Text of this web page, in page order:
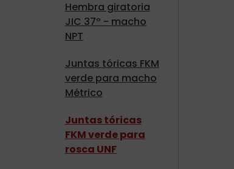
Hembra giratoria
JIC 37º - macho
NPT
Juntas tóricas FKM
verde para macho
Métrico
Juntas tóricas
FKM verde para
rosca UNF